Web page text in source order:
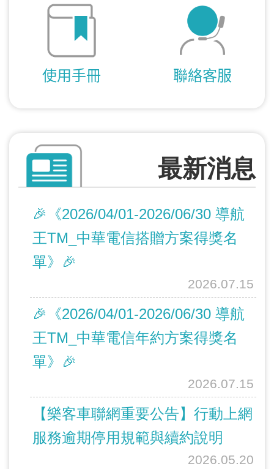
使用手冊 聯絡客服
最新消息
🎉《2026/04/01-2026/06/30 導航
王TM_中華電信搭贈方案得獎名
單》🎉
2026.07.15
🎉《2026/04/01-2026/06/30 導航
王TM_中華電信年約方案得獎名
單》🎉
2026.07.15
【樂客車聯網重要公告】行動上網
服務逾期停用規範與續約說明
2026.05.20